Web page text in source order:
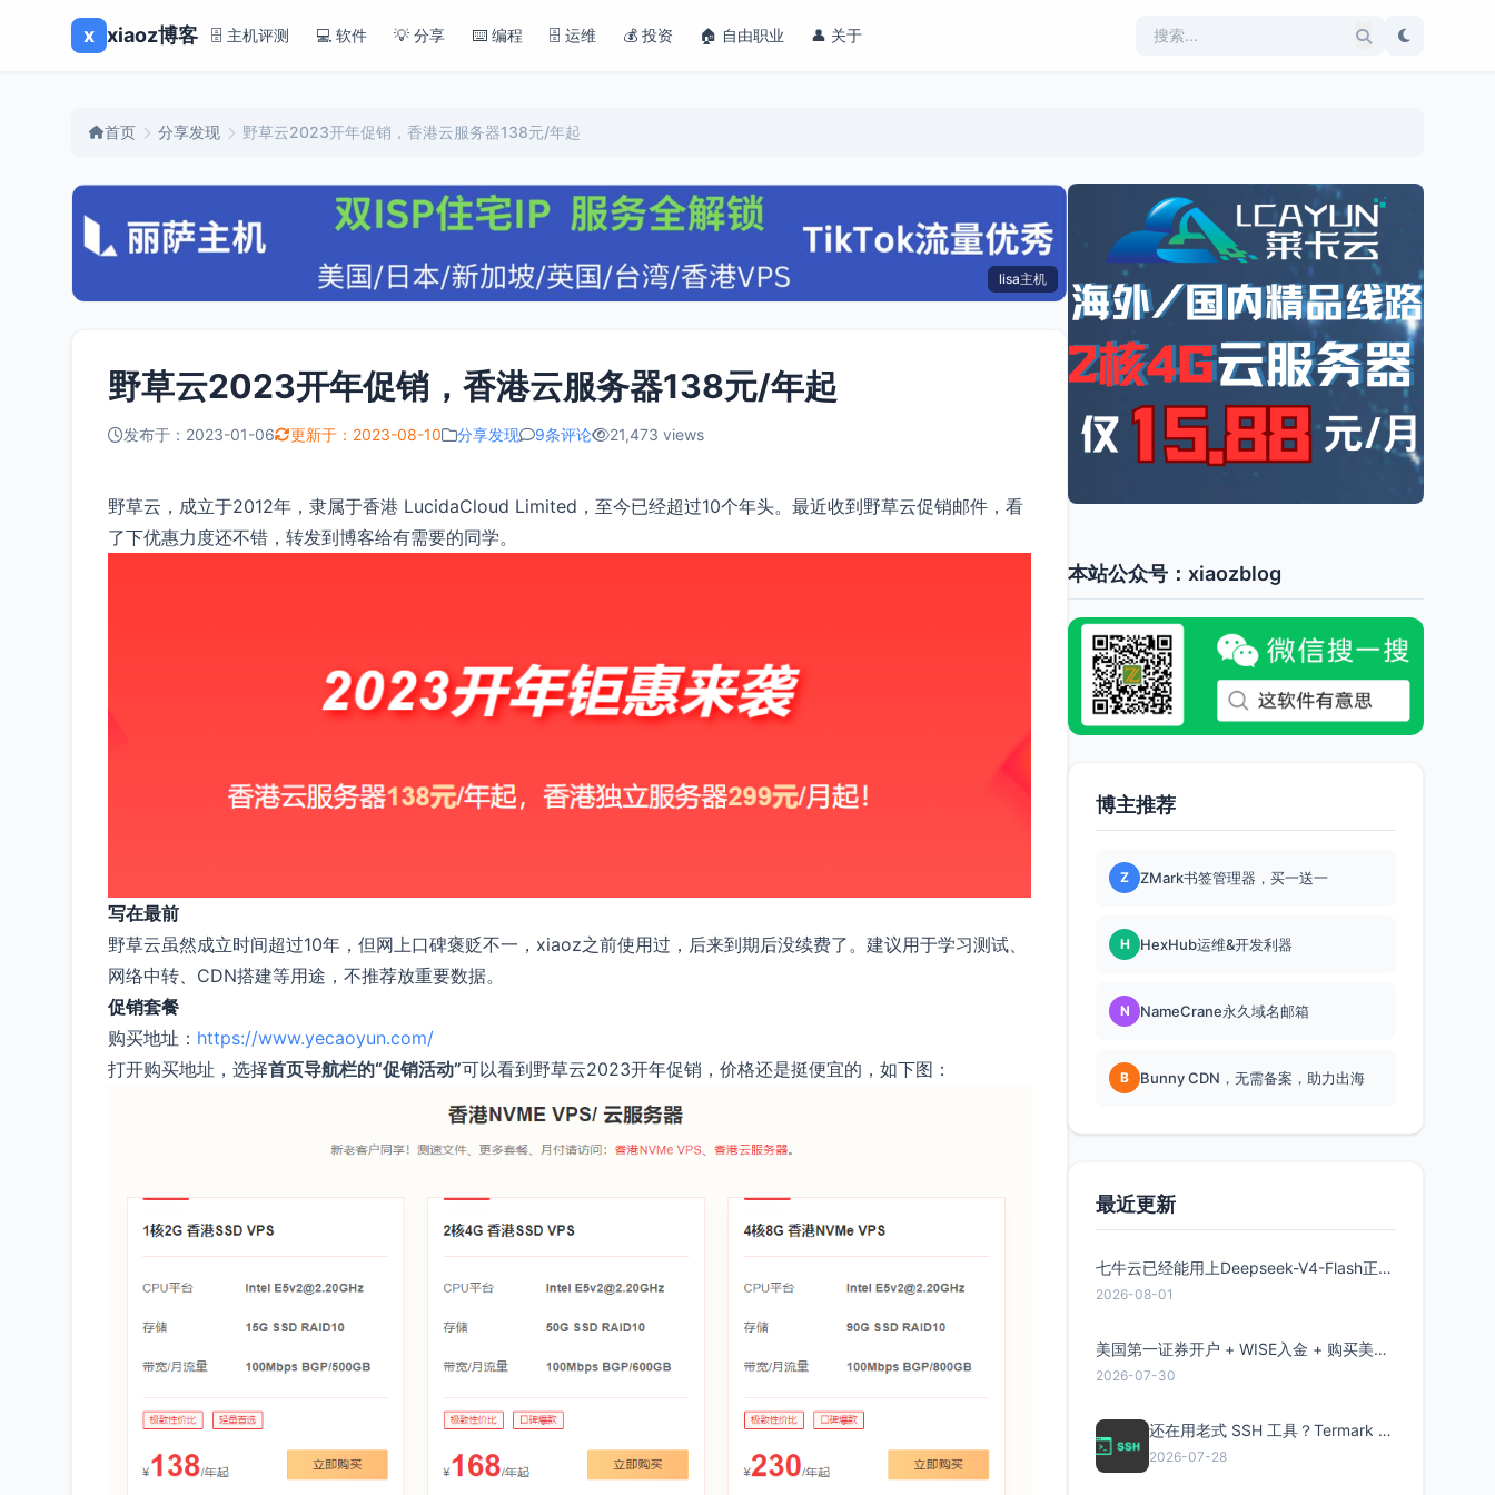
x xiaoz博客 🗄️ 主机评测 💻 软件 💡 分享 ⌨️ 编程 🗄️ 运维 💰 投资 🏠 自由职业 👤 关于
首页 分享发现 野草云2023开年促销，香港云服务器138元/年起
lisa主机
野草云2023开年促销，香港云服务器138元/年起
发布于：2023-01-06 更新于：2023-08-10 分享发现 9条评论 21,473 views
野草云，成立于2012年，隶属于香港 LucidaCloud Limited，至今已经超过10个年头。最近收到野草云促销邮件，看
了下优惠力度还不错，转发到博客给有需要的同学。
写在最前
野草云虽然成立时间超过10年，但网上口碑褒贬不一，xiaoz之前使用过，后来到期后没续费了。建议用于学习测试、
网络中转、CDN搭建等用途，不推荐放重要数据。
促销套餐
购买地址： https://www.yecaoyun.com/
打开购买地址，选择首页导航栏的“促销活动”可以看到野草云2023开年促销，价格还是挺便宜的，如下图：
本站公众号：xiaozblog
博主推荐
Z ZMark书签管理器，买一送一
H HexHub运维&开发利器
N NameCrane永久域名邮箱
B Bunny CDN，无需备案，助力出海
最近更新
七牛云已经能用上Deepseek-V4-Flash正式版了，点此领取300万Token
2026-08-01
美国第一证券开户 + WISE入金 + 购买美股全流程分享
2026-07-30
还在用老式 SSH 工具？Termark 新一代跨平台智能SSH客户端了解一下
2026-07-28